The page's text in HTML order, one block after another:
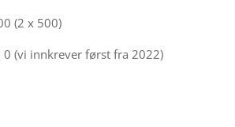
(2 x 500)
(vi innkrever først fra 2022)